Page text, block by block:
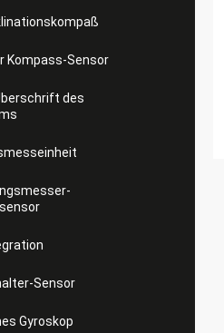
Kompass-Sensor
des
Sensor
Gyroskop